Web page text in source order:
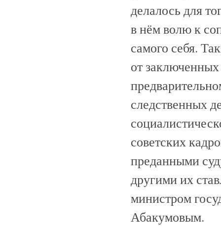
делалось для
в нём волю к
самого себя.
от
следственных
советских
преданными
другими их
министром
Абакумовым.